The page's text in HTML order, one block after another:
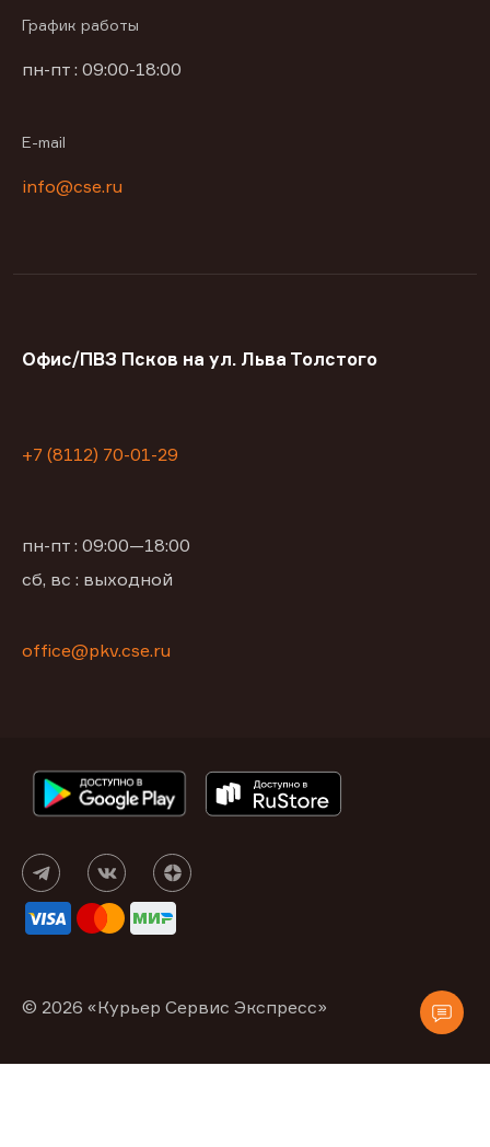
График работы
пн-пт : 09:00-18:00
E-mail
info@cse.ru
Офис/ПВЗ Псков на ул. Льва Толстого
+7 (8112) 70-01-29
пн-пт : 09:00—18:00
сб, вс : выходной
office@pkv.cse.ru
© 2026 «Курьер Сервис Экспресс»